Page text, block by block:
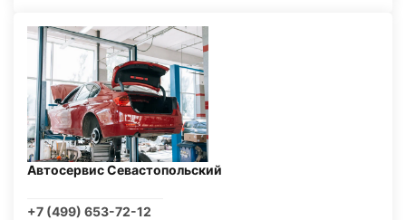
Автосервис Севастопольский
+7 (499) 653-72-12